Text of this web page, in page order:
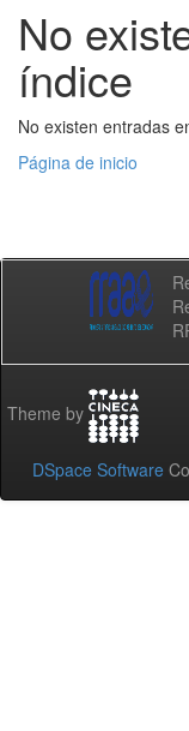
No
índice
No existen entradas
Página de inicio
Theme by
DSpace Software